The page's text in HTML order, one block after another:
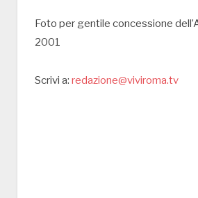
Foto per gentile concessione
2001
Scrivi a: redazione@viviroma.tv